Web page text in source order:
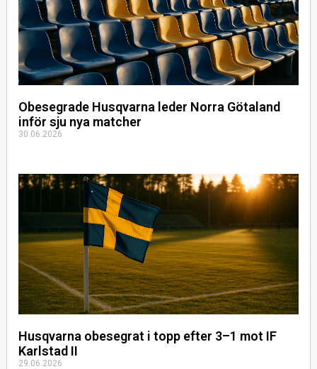
Obesegrade Husqvarna leder Norra Götaland
inför sju nya matcher
30.06.2026
Husqvarna obesegrat i topp efter 3–1 mot IF
Karlstad II
29.06.2026